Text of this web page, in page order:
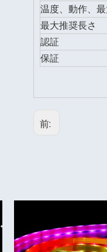
温度、動作、
最大推奨長さ
認証
保証
前: